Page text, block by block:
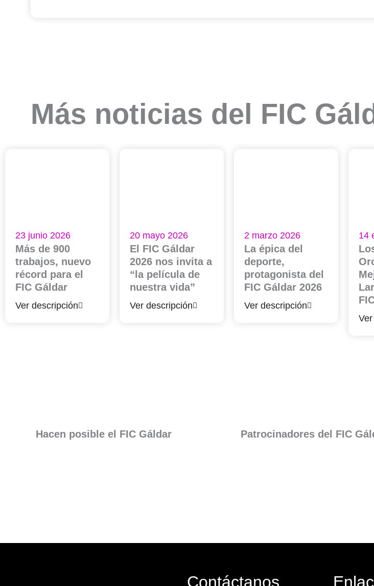
Más noticias del FIC
23 junio 2026
Más de 900
trabajos, nuevo
récord para el
FIC Gáldar
Ver descripción
20 mayo 2026
El FIC Gáldar
2026 nos invita a
“la película de
nuestra vida”
Ver descripción
2 marzo 2026
La épica del
deporte,
protagonista del
FIC Gáldar 2026
Ver descripción
14
Hacen posible el FIC Gáldar Patrocinadores del FIC
Contáctanos